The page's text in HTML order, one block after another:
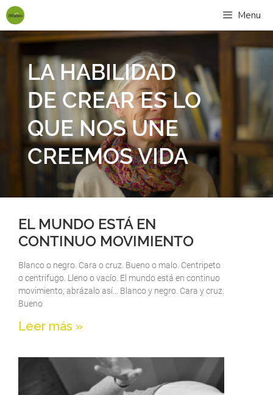
Menu
LA HABILIDAD
DE CREAR ES LO
QUE NOS UNE
CREEMOS VIDA
EL MUNDO ESTÁ EN
CONTINUO MOVIMIENTO
Blanco o negro. Cara o cruz. Bueno o malo. Centripeto
o centrifugo. Lleno o vacío. El mundo está en continuo
movimiento, abrázalo así… Blanco y negro. Cara y cruz.
Bueno
Leer más »